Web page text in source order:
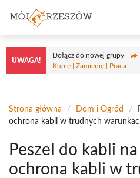
treści
UWAGA!
Dołącz do nowej grupy
Kupię | Zamienię | Praca
Strona główna / Dom i Ogród /
ochrona kabli w trudnych
Peszel do kabli
ochrona kabli w